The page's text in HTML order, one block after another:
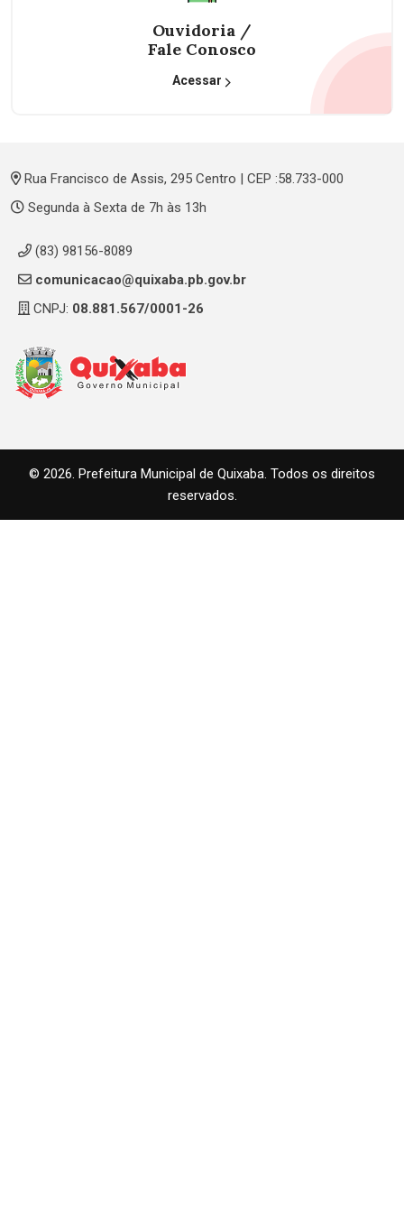
Ouvidoria /
Fale Conosco
Acessar
Rua Francisco de Assis, 295 Centro | CEP :58.733-000
Segunda à Sexta de 7h às 13h
(83) 98156-8089
comunicacao@quixaba.pb.gov.br
CNPJ: 08.881.567/0001-26
© 2026. Prefeitura Municipal de Quixaba. Todos os direitos
reservados.